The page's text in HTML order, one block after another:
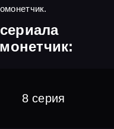
8 серия